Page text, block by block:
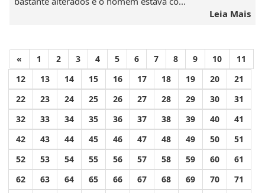
Leia Mais
« 1 2 3 4 5 6 7 8 9 10
11
12
13 14 15 16 17 18 19 20
21
22
23 24 25 26 27 28 29 30
31
32
33 34 35 36 37 38 39 40
41
42
43 44 45 46 47 48 49 50
51
52
53 54 55 56 57 58 59 60
61
62
63 64 65 66 67 68 69 70
71